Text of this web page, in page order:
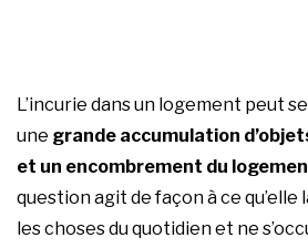
L’incurie dans un logement peut
une grande accumulation
et un encombrement du
question agit de façon à ce
les choses du quotidien et ne